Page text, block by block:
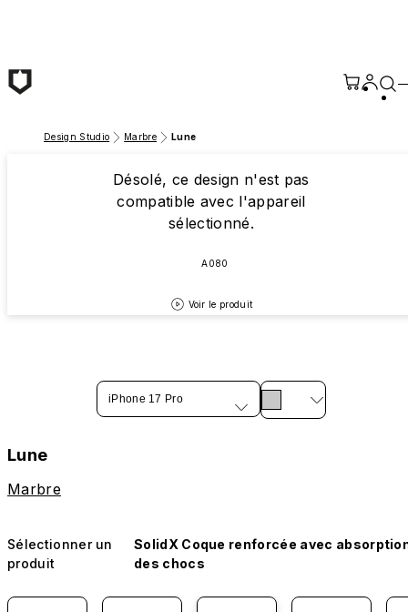
Design Studio Marbre Lune
Désolé, ce design n'est pas
compatible avec l'appareil
sélectionné.
A080
Voir le produit
iPhone 17 Pro
Lune
Marbre
Sélectionner un
produit
SolidX Coque renforcée avec
des chocs